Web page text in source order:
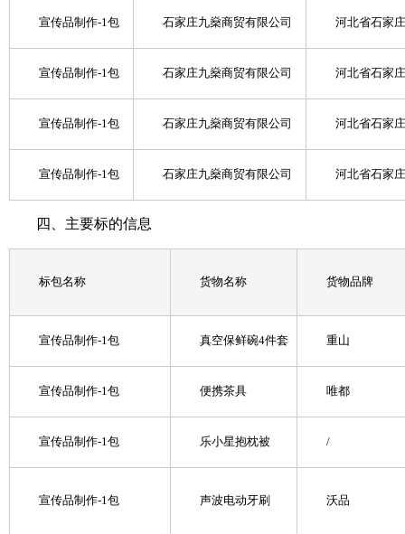
宣传品制作-1包 石家庄九燊商贸有限公司 河北省石家
宣传品制作-1包 石家庄九燊商贸有限公司 河北省石家
宣传品制作-1包 石家庄九燊商贸有限公司 河北省石家
宣传品制作-1包 石家庄九燊商贸有限公司 河北省石家
四、主要标的信息
标包名称 货物名称 货物品牌
宣传品制作-1包 真空保鲜碗4件套 重山
宣传品制作-1包 便携茶具 唯都
宣传品制作-1包 乐小星抱枕被 /
宣传品制作-1包 声波电动牙刷 沃品